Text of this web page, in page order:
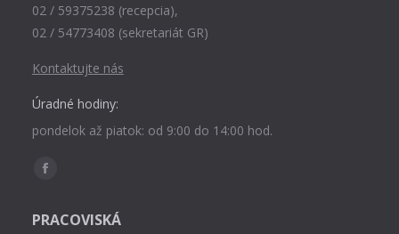
02 / 59375238 (recepcia),
02 / 54773408 (sekretariát GR)
Kontaktujte nás
Úradné hodiny:
pondelok až piatok: od 9:00 do 14:00 hod.
Find us on:
Facebook
opens
PRACOVISKÁ